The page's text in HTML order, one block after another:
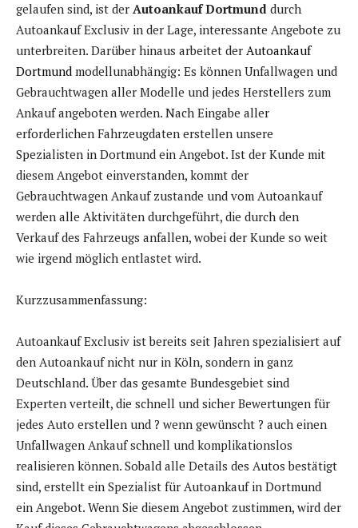
gelaufen sind, ist der Autoankauf Dortmund durch
Autoankauf Exclusiv in der Lage, interessante Angebote zu
unterbreiten. Darüber hinaus arbeitet der Autoankauf
Dortmund modellunabhängig: Es können Unfallwagen und
Gebrauchtwagen aller Modelle und jedes Herstellers zum
Ankauf angeboten werden. Nach Eingabe aller
erforderlichen Fahrzeugdaten erstellen unsere
Spezialisten in Dortmund ein Angebot. Ist der Kunde mit
diesem Angebot einverstanden, kommt der
Gebrauchtwagen Ankauf zustande und vom Autoankauf
werden alle Aktivitäten durchgeführt, die durch den
Verkauf des Fahrzeugs anfallen, wobei der Kunde so weit
wie irgend möglich entlastet wird.
Kurzzusammenfassung:
Autoankauf Exclusiv ist bereits seit Jahren spezialisiert auf
den Autoankauf nicht nur in Köln, sondern in ganz
Deutschland. Über das gesamte Bundesgebiet sind
Experten verteilt, die schnell und sicher Bewertungen für
jedes Auto erstellen und ? wenn gewünscht ? auch einen
Unfallwagen Ankauf schnell und komplikationslos
realisieren können. Sobald alle Details des Autos bestätigt
sind, erstellt ein Spezialist für Autoankauf in Dortmund
ein Angebot. Wenn Sie diesem Angebot zustimmen, wird der